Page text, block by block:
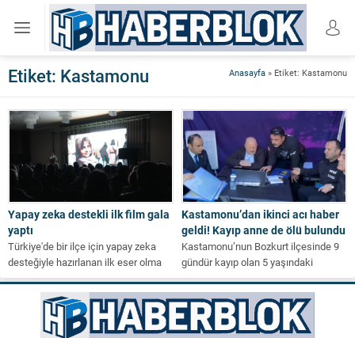
Anasayfa » Etiket: Kastamonu
Etiket: Kastamonu
Yapay zeka destekli ilk film gala
yaptı
Türkiye'de bir ilçe için yapay zeka
desteğiyle hazırlanan ilk eser olma
özelliğine sahip "Yedi Kemerli...
Kastamonu’dan ikinci acı haber
geldi! Kayıp anne de ölü bulundu
Kastamonu’nun Bozkurt ilçesinde 9
gündür kayıp olan 5 yaşındaki
Osman Helvacı'nın cansız bedenine
ulaşılması ardından...